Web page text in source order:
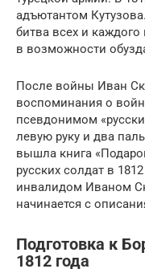
адъютантом
битва всех и
в возможности
После войны Иван
воспоминания о
псевдонимом
левую руку и два
вышла книга
русских солдат в
инвалидом Иваном
начинается с
Подготовка к
1812 года